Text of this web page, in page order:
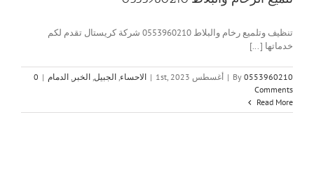
تنظيف وتلميع رخام والبلاط 0553960210 شركة كريستال تقدم لكم
خدماتها [...]
By 0553960210
| أغسطس 1st, 2023 | الاحساء الجبيل الخبر الدمام |
0
Comments
Read More